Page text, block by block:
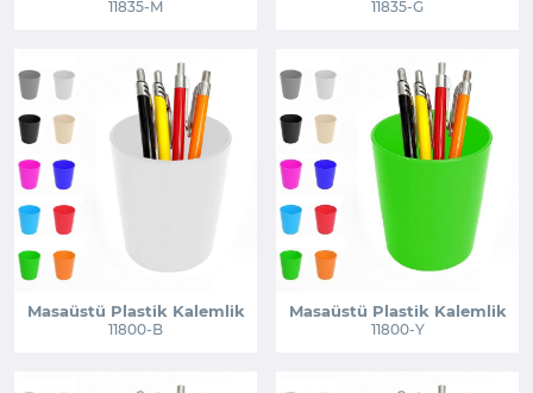
11835-M 11835-G
Masaüstü Plastik Kalemlik
11800-B
Masaüstü Plastik Kalemlik
11800-Y